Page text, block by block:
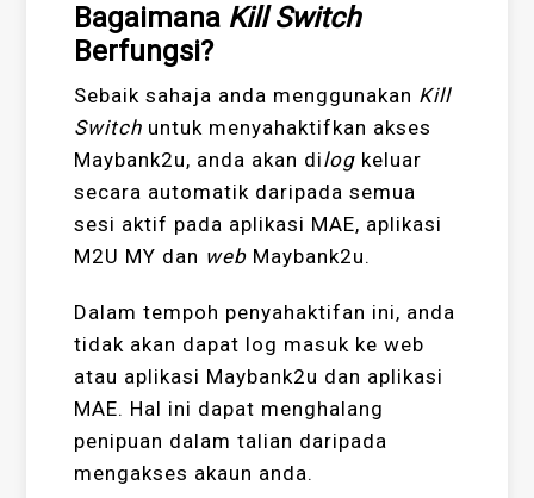
Bagaimana Kill Switch
Berfungsi?
Sebaik sahaja anda menggunakan Kill
Switch untuk menyahaktifkan akses
Maybank2u, anda akan dilog keluar
secara automatik daripada semua
sesi aktif pada aplikasi MAE, aplikasi
M2U MY dan web Maybank2u.
Dalam tempoh penyahaktifan ini, anda
tidak akan dapat log masuk ke web
atau aplikasi Maybank2u dan aplikasi
MAE. Hal ini dapat menghalang
penipuan dalam talian daripada
mengakses akaun anda.